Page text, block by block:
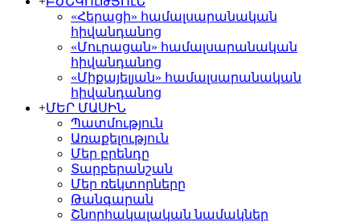
«Հերացի» համալսարանական
հիվանդանոց
«Մուրացան» համալսարանական
հիվանդանոց
«Միքայելյան» համալսարանական
հիվանդանոց
+ՄԵՐ ՄԱՍԻՆ
Պատմություն
Առաքելություն
Մեր բրենդը
Տարբերանշան
Մեր ռեկտորները
Թանգարան
Շնորհակալական նամակներ